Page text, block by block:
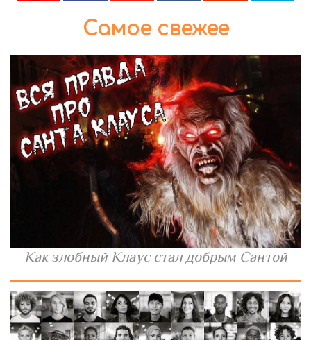
Самое свежее
Как злобный Клаус стал добрым Сантой